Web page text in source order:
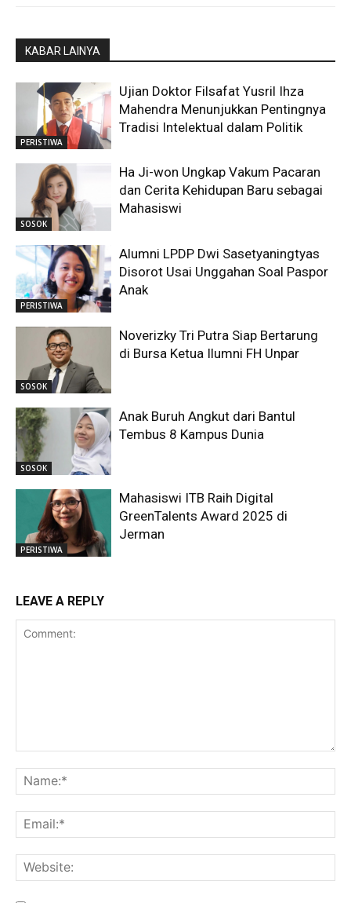
KABAR LAINYA
PERISTIWA
Ujian Doktor Filsafat Yusril Ihza
Mahendra Menunjukkan Pentingnya
Tradisi Intelektual dalam Politik
SOSOK
Ha Ji-won Ungkap Vakum Pacaran
dan Cerita Kehidupan Baru sebagai
Mahasiswi
PERISTIWA
Alumni LPDP Dwi Sasetyaningtyas
Disorot Usai Unggahan Soal Paspor
Anak
SOSOK
Noverizky Tri Putra Siap Bertarung
di Bursa Ketua Ilumni FH Unpar
SOSOK
Anak Buruh Angkut dari Bantul
Tembus 8 Kampus Dunia
PERISTIWA
Mahasiswi ITB Raih Digital
GreenTalents Award 2025 di
Jerman
LEAVE A REPLY